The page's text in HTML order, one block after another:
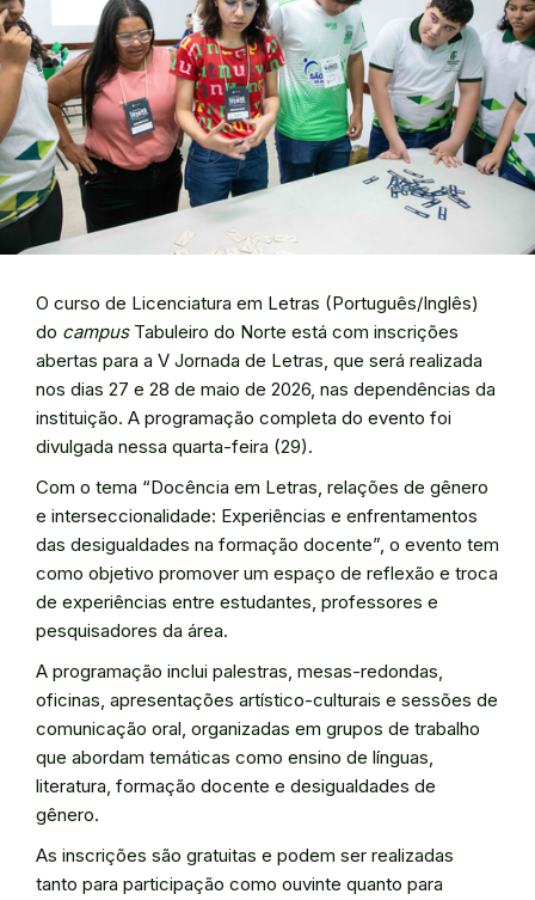
O curso de Licenciatura em Letras (Português/Inglês)
do campusTabuleiro do Norte está com inscrições
abertas para a V Jornada de Letras, que será realizada
nos dias 27 e 28 de maio de 2026, nas dependências da
instituição. A programação completa do evento foi
divulgada nessa quarta-feira (29).
Com o tema “Docência em Letras, relações de gênero
e interseccionalidade: Experiências e enfrentamentos
das desigualdades na formação docente”, o evento tem
como objetivo promover um espaço de reflexão e troca
de experiências entre estudantes, professores e
pesquisadores da área.
A programação inclui palestras, mesas-redondas,
oficinas, apresentações artístico-culturais e sessões de
comunicação oral, organizadas em grupos de trabalho
que abordam temáticas como ensino de línguas,
literatura, formação docente e desigualdades de
gênero.
As inscrições são gratuitas e podem ser realizadas
tanto para participação como ouvinte quanto para